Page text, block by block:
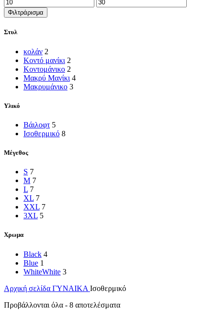
τιμή
τιμή
Φιλτράρισμα
Στυλ
κολάν 2
Κοντό μανίκι 2
Κοντομάνικο 2
Μακρύ Μανίκι 4
Μακρυμάνικο 3
Υλικό
Βάιλοφτ 5
Ισοθερμικό 8
Μέγεθος
S 7
M 7
L 7
XL 7
XXL 7
3XL 5
Χρωμα
Black 4
Blue 1
WhiteWhite 3
Αρχική σελίδα ΓΥΝΑΙΚΑ Ισοθερμικό
Προβάλλονται όλα - 8 αποτελέσματα